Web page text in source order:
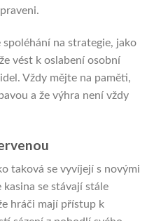
na strategie, jako
vést k oslabení osobní
Vždy mějte na paměti,
a že výhra není vždy
taková se vyvíjejí s novými
se stávají stále
hráči mají přístup k